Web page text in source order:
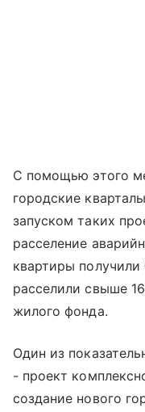
С помощью этого
городские
запуском таких
расселение
квартиры получили
расселили свыше
жилого фонда.
Один из
- проект
создание нового